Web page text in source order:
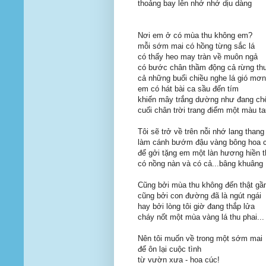
thoảng bay lên nhớ nhớ dịu dàng
Nơi em ở có mùa thu không em?
mỗi sớm mai có hồng từng sắc lá
có thấy heo may tràn về muôn ngả
có bước chân thầm động cả rừng
cả những buổi chiều nghe lá gió
em có hát bài ca sầu đến tím
khiến mây trắng dường như đang
cuối chân trời trang điểm một màu
Tôi sẽ trở về trên nỗi nhớ lang thang
làm cánh bướm đậu vàng bông hoa
để gởi tặng em một làn hương hiền
có nồng nàn và có cả...bâng khuâng
Cũng bởi mùa thu không đến thật
cũng bởi con đường đã là ngút ngái
hay bởi lòng tôi giờ đang thắp lửa
cháy nốt một mùa vàng lá thu phai...
Nên tôi muốn về trong một sớm mai
để ôn lại cuộc tình
từ vườn xưa - hoa cúc!